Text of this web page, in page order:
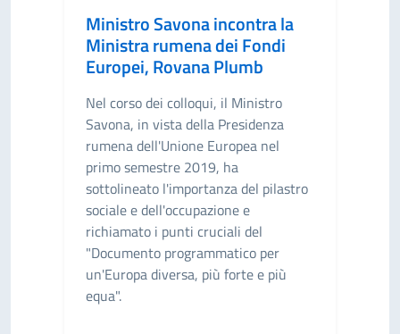
Ministro Savona incontra la
Ministra rumena dei Fondi
Europei, Rovana Plumb
Nel corso dei colloqui, il Ministro
Savona, in vista della Presidenza
rumena dell'Unione Europea nel
primo semestre 2019, ha
sottolineato l'importanza del pilastro
sociale e dell'occupazione e
richiamato i punti cruciali del
"Documento programmatico per
un'Europa diversa, più forte e più
equa".